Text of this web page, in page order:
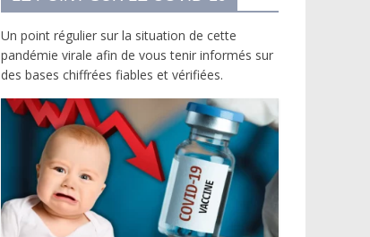
Un point régulier sur la situation de cette
pandémie virale afin de vous tenir informés sur
des bases chiffrées fiables et vérifiées.